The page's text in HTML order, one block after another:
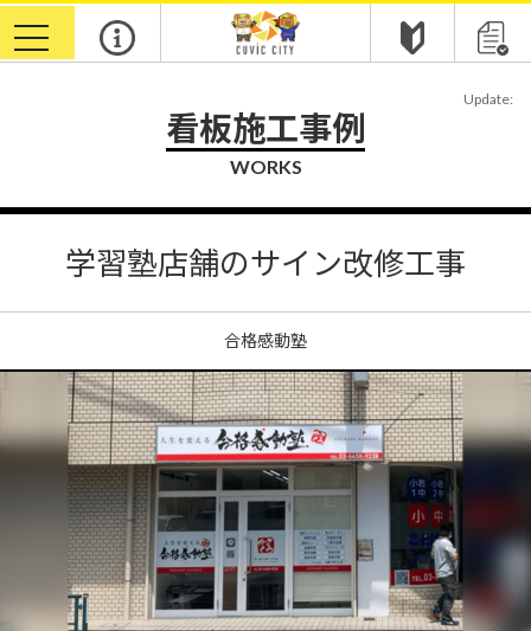
toggle
navigation
Update:
看板施工事例
WORKS
学習塾店舗のサイン改修工事
合格感動塾